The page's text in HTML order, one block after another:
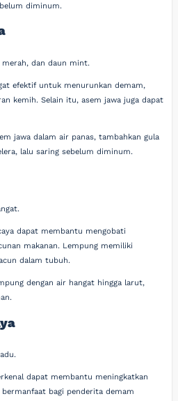
diminum.
merah, dan daun mint.
efektif untuk menurunkan demam,
kemih. Selain itu, asem jawa juga dapat
jawa dalam air panas, tambahkan gula
lalu saring sebelum diminum.
dapat membantu mengobati
makanan. Lempung memiliki
dalam tubuh.
dengan air hangat hingga larut,
dapat membantu meningkatkan
bagi penderita demam